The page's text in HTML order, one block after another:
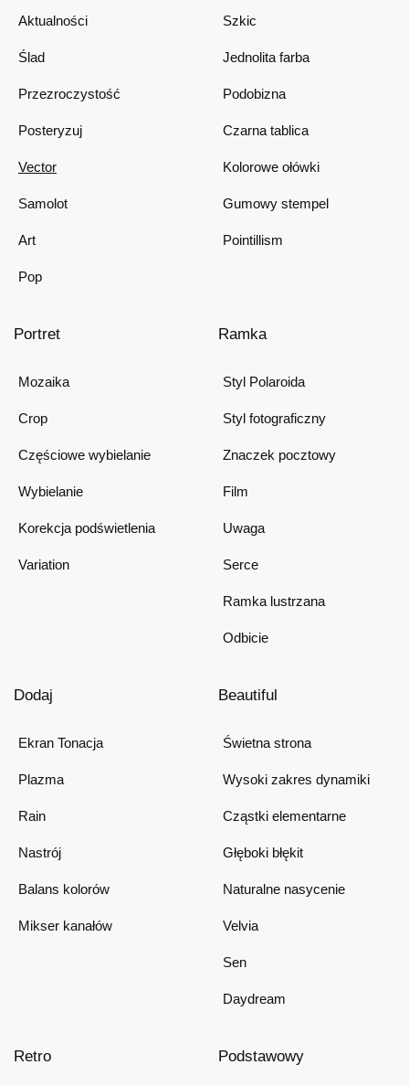
Aktualności
Ślad
Przezroczystość
Posteryzuj
Vector
Samolot
Art
Pop
Szkic
Jednolita farba
Podobizna
Czarna tablica
Kolorowe ołówki
Gumowy stempel
Pointillism
Portret
Mozaika
Crop
Częściowe wybielanie
Wybielanie
Korekcja podświetlenia
Variation
Ramka
Styl Polaroida
Styl fotograficzny
Znaczek pocztowy
Film
Uwaga
Serce
Ramka lustrzana
Odbicie
Dodaj
Ekran Tonacja
Plazma
Rain
Nastrój
Balans kolorów
Mikser kanałów
Beautiful
Świetna strona
Wysoki zakres dynamiki
Cząstki elementarne
Głęboki błękit
Naturalne nasycenie
Velvia
Sen
Daydream
Retro Podstawowy